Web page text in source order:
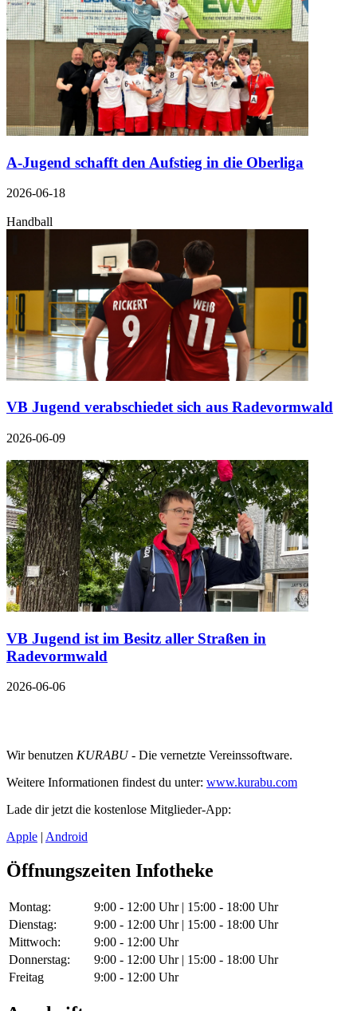
A-Jugend schafft den Aufstieg in die Oberliga
2026-06-18
Handball
VB Jugend verabschiedet sich aus Radevormwald
2026-06-09
VB Jugend ist im Besitz aller Straßen in
Radevormwald
2026-06-06
Wir benutzen KURABU- Die vernetzte Vereinssoftware.
Weitere Informationen findest du unter: www.kurabu.com
Lade dir jetzt die kostenlose Mitglieder-App:
Apple | Android
Öffnungszeiten Infotheke
Montag:
9:00 - 12:00 Uhr | 15:00 - 18:00 Uhr
Dienstag:
9:00 - 12:00 Uhr | 15:00 - 18:00 Uhr
Mittwoch:
9:00 - 12:00 Uhr
Donnerstag:
9:00 - 12:00 Uhr | 15:00 - 18:00 Uhr
Freitag
9:00 - 12:00 Uhr